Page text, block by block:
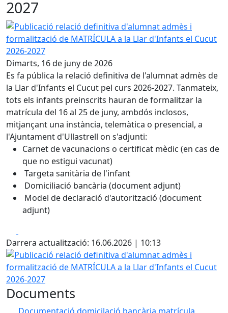
2027
Publicació relació definitiva d'alumnat admès i
Dimarts, 16 de juny de 2026
Es fa pública la relació definitiva de l'alumnat admès de
la Llar d'Infants el Cucut pel curs 2026-2027. Tanmateix,
tots els infants preinscrits hauran de formalitzar la
matrícula del 16 al 25 de juny, ambdós inclosos,
mitjançant una instància, telemàtica o presencial, a
l'Ajuntament d'Ullastrell on s'adjunti:
Carnet de vacunacions o certificat mèdic (en cas de
que no estigui vacunat)
Targeta sanitària de l'infant
Domiciliació bancària (document adjunt)
Model de declaració d'autorització (document
adjunt)
Darrera actualització: 16.06.2026 | 10:13
Publicació relació definitiva d'alumnat admès i
Documents